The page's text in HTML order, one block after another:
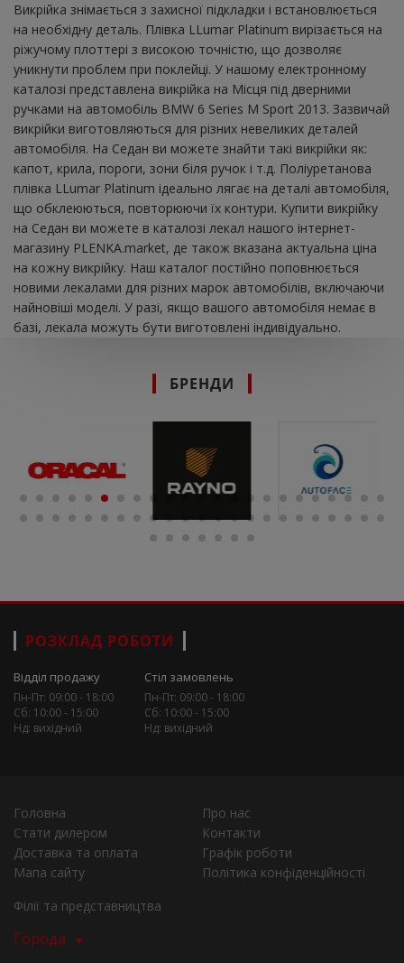
Викрійка знімається з захисної підкладки і встановлюється
на необхідну деталь. Плівка LLumar Platinum вирізається на
ріжучому плоттері з високою точністю, що дозволяє
уникнути проблем при поклейці. У нашому електронному
каталозі представлена ​​викрійка на Місця під дверними
ручками на автомобіль BMW 6 Series M Sport 2013. Зазвичай
викрійки виготовляються для різних невеликих деталей
автомобіля. На Седан ви можете знайти такі викрійки як:
капот, крила, пороги, зони біля ручок і т.д. Поліуретанова
плівка LLumar Platinum ідеально лягає на деталі автомобіля,
що обклеюються, повторюючи їх контури. Купити викрійку
на Седан ви можете в каталозі лекал нашого інтернет-
магазину PLENKA.market, де також вказана актуальна ціна
на кожну викрійку. Наш каталог постійно поповнюється
новими лекалами для різних марок автомобілів, включаючи
найновіші моделі. У разі, якщо вашого автомобіля немає в
базі, лекала можуть бути виготовлені індивідуально.
БРЕНДИ
РОЗКЛАД РОБОТИ
Відділ продажу
Пн-Пт: 09:00 - 18:00
Сб: 10:00 - 15:00
Нд: вихідний
Стіл замовлень
Пн-Пт: 09:00 - 18:00
Сб: 10:00 - 15:00
Нд: вихідний
Головна
Про нас
Стати дилером
Контакти
Доставка та оплата
Графік роботи
Мапа сайту
Політика конфіденційності
Філії та представництва
Города